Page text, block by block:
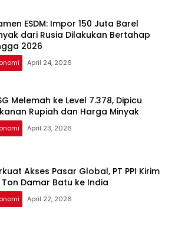
ESDM: Impor 150 Juta Barel
dari Rusia Dilakukan Bertahap
2026
April 24, 2026
Melemah ke Level 7.378, Dipicu
Rupiah dan Harga Minyak
April 23, 2026
Akses Pasar Global, PT PPI Kirim
Damar Batu ke India
April 22, 2026